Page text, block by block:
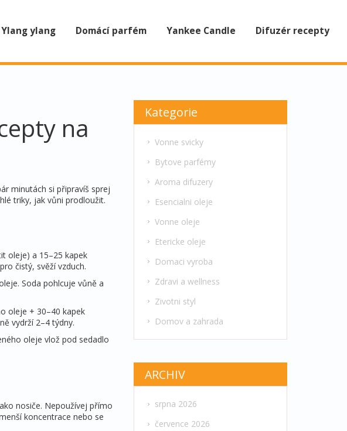
Ylang ylang Domácí parfém Yankee Candle Difuzér recepty
na
minutách si připravíš sprej
triky, jak vůni prodloužit.
oleje) a 15–25 kapek
čistý, svěží vzduch.
Soda pohlcuje vůně a
oleje + 30–40 kapek
vydrží 2–4 týdny.
oleje vlož pod sedadlo
nosiče. Nepoužívej přímo
koncentrace nebo se
Kategorie
Vonne svicky
Bytove parfémy
Aroma difuzery
Esencialni oleje
Vonne oleje
Etericke oleje
Domaci vyroba
Zdravi a wellness
Zivotni styl
Domov a zahrada
ARCHIV
srpna 2026
července 2026